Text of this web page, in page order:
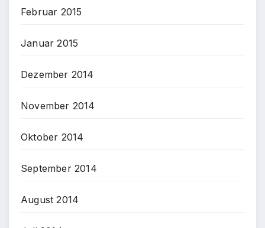
Februar 2015
Januar 2015
Dezember 2014
November 2014
Oktober 2014
September 2014
August 2014